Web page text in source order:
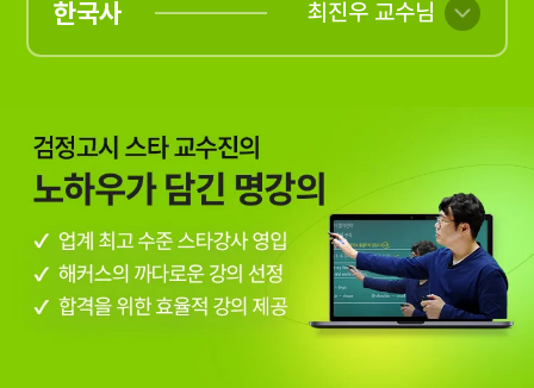
한국사 최진우 교수님